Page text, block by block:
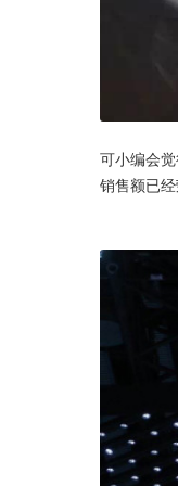
可小编会
销售额已